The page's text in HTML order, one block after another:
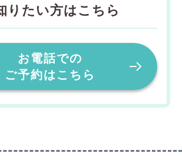
りたい方はこちら
お電話での
ご予約はこちら